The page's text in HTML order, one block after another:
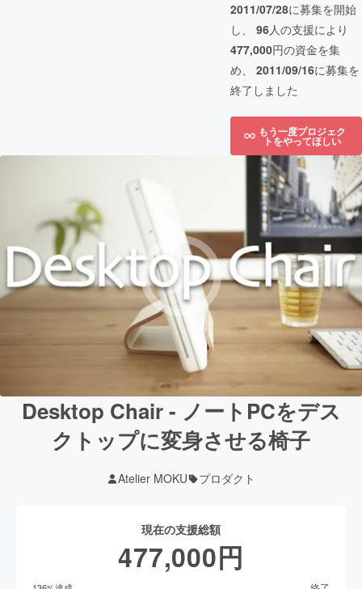
2011/07/28に募集を開始
し、 96人の支援により
477,000円の資金を集
め、 2011/09/16に募集を
終了しました
もう一度プロジェク
トをやってほしい
Desktop Chair - ノートPCをデス
クトップに変身させる椅子
Atelier MOKU プロダクト
現在の支援総額
477,000円